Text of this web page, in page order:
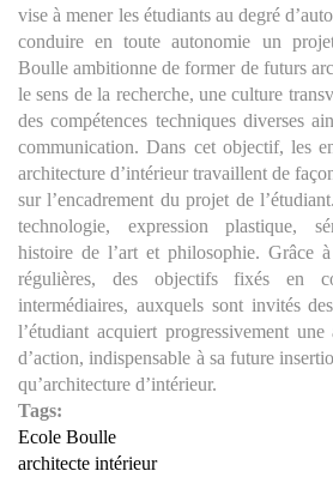
vise à mener les étudiants au degré
conduire en toute autonomie un
Boulle ambitionne de former de futurs
le sens de la recherche, une culture
des compétences techniques diverses
communication. Dans cet objectif, les
architecture d’intérieur travaillent de
sur l’encadrement du projet de
technologie, expression plastique,
histoire de l’art et philosophie. Grâce
régulières, des objectifs fixés en
intermédiaires, auxquels sont invités
l’étudiant acquiert progressivement
d’action, indispensable à sa future
qu’architecture d’intérieur.
Tags:
Ecole Boulle
architecte intérieur